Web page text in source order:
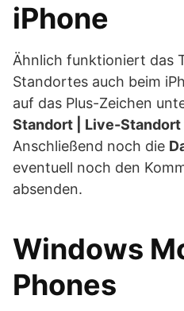
iPhone
Ähnlich funktioniert das
Standortes auch beim
auf das Plus-Zeichen
Standort | Live-
Anschließend noch die
eventuell noch den
absenden.
Windows
Phones